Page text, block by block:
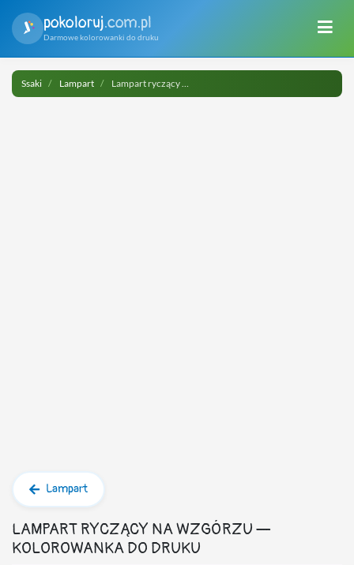
pokoloruj.com.pl
Darmowe kolorowanki do druku
Ssaki Lampart Lampart ryczący na wzgórzu do druku
Lampart
LAMPART RYCZĄCY NA WZGÓRZU —
KOLOROWANKA DO DRUKU